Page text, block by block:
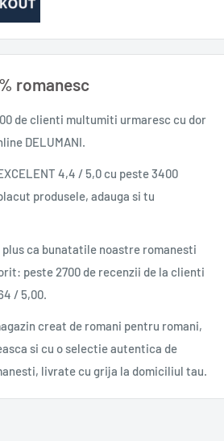
romanesc
de clienti multumiti urmaresc cu dor
DELUMANI.
4,4 / 5,0 cu peste 3400
produsele, adauga si tu
plus ca bunatatile noastre romanesti
peste 2700 de recenzii de la clienti
/ 5,00.
creat de romani pentru romani,
si cu o selectie autentica de
livrate cu grija la domiciliul tau.